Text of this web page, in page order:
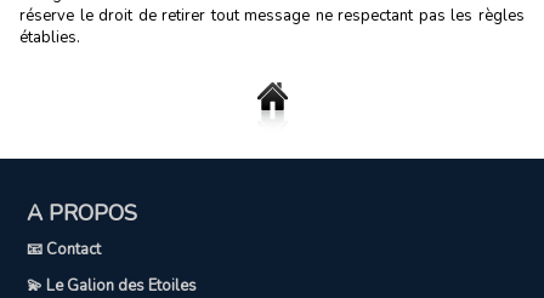
réserve le droit de retirer tout message ne respectant pas les règles
établies.
A PROPOS
📧 Contact
💫 Le Galion des Etoiles